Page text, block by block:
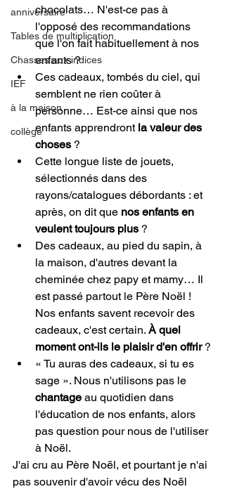
anniversaire
Tables de multiplication
Chasses aux indices
IEF
à la maison
collège
chocolats… N'est-ce pas à
l'opposé des recommandations
que l'on fait habituellement à nos
enfants ?
Ces cadeaux, tombés du ciel, qui
semblent ne rien coûter à
personne… Est-ce ainsi que nos
enfants apprendront la valeur des
choses ?
Cette longue liste de jouets,
sélectionnés dans des
rayons/catalogues débordants : et
après, on dit que nos enfants en
veulent toujours plus ?
Des cadeaux, au pied du sapin, à
la maison, d'autres devant la
cheminée chez papy et mamy… Il
est passé partout le Père Noël !
Nos enfants savent recevoir des
cadeaux, c'est certain. À quel
moment ont-ils le plaisir d'en offrir ?
« Tu auras des cadeaux, si tu es
sage ». Nous n'utilisons pas le
chantage au quotidien dans
l'éducation de nos enfants, alors
pas question pour nous de l'utiliser
à Noël.
J'ai cru au Père Noël, et pourtant je n'ai
pas souvenir d'avoir vécu des Noël